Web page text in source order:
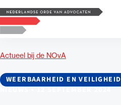
Logo, to the homepage
Actueel bij de NOvA
WEERBAARHEID EN VEILIGHEID
Zoeken
Zoek op trefwoord